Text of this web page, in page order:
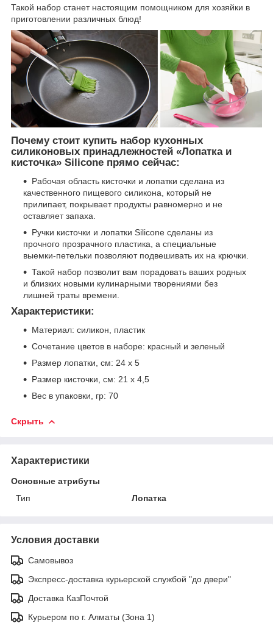
Такой набор станет настоящим помощником для хозяйки в
приготовлении различных блюд!
Почему стоит купить набор кухонных
силиконовых принадлежностей «Лопатка и
кисточка» Silicone прямо сейчас:
Рабочая область кисточки и лопатки сделана из
качественного пищевого силикона, который не
прилипает, покрывает продукты равномерно и не
оставляет запаха.
Ручки кисточки и лопатки Silicone сделаны из
прочного прозрачного пластика, а специальные
выемки-петельки позволяют подвешивать их на крючки.
Такой набор позволит вам порадовать ваших родных
и близких новыми кулинарными творениями без
лишней траты времени.
Характеристики:
Материал: силикон, пластик
Сочетание цветов в наборе: красный и зеленый
Размер лопатки, см: 24 х 5
Размер кисточки, см: 21 х 4,5
Вес в упаковки, гр: 70
Скрыть
Характеристики
Основные атрибуты
Тип
Лопатка
Условия доставки
Самовывоз
Экспресс-доставка курьерской службой "до двери"
Доставка КазПочтой
Курьером по г. Алматы (Зона 1)